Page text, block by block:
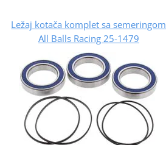
Ležaj kotača komplet sa semeringom
All Balls Racing 25-1479